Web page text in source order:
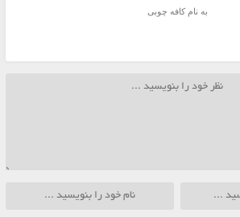
به نام کافه چوبی